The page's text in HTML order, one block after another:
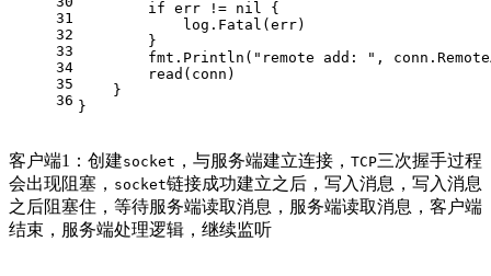
31
32
33
34
35
36
if err != nil {
            log.Fatal(err)
        }
        fmt.Println(
"remote add: " ,
        read(conn)
    }
}
客户端1：创建socket ，与服务端建立连接， TCP三次握手过程
会出现阻塞， socket链接成功建立之后，写入消息，写入消息
之后阻塞住，等待服务端读取消息，服务端读取消息，客户端
结束，服务端处理逻辑，继续监听